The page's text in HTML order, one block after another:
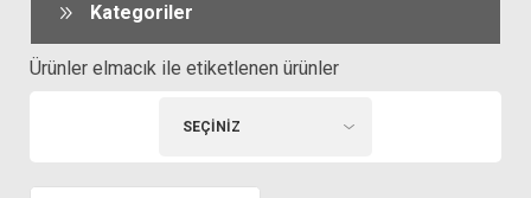
Kategoriler
Ürünler elmacık ile etiketlenen ürünler